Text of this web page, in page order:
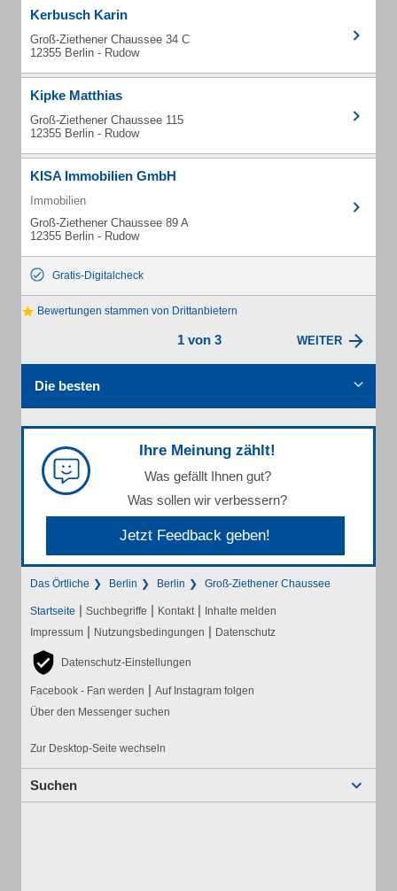
Kerbusch Karin
Groß-Ziethener Chaussee 34 C
12355 Berlin - Rudow
Kipke Matthias
Groß-Ziethener Chaussee 115
12355 Berlin - Rudow
KISA Immobilien GmbH
Immobilien
Groß-Ziethener Chaussee 89 A
12355 Berlin - Rudow
Gratis-Digitalcheck
Bewertungen stammen von Drittanbietern
1 von 3 WEITER
Die besten
Ihre Meinung zählt!
Was gefällt Ihnen gut?
Was sollen wir verbessern?
Jetzt Feedback geben!
Das Örtliche Berlin Berlin Groß-Ziethener Chaussee
Startseite | Suchbegriffe | Kontakt | Inhalte melden
Impressum | Nutzungsbedingungen | Datenschutz
Datenschutz-Einstellungen
Facebook - Fan werden | Auf Instagram folgen
Über den Messenger suchen
Zur Desktop-Seite wechseln
Suchen